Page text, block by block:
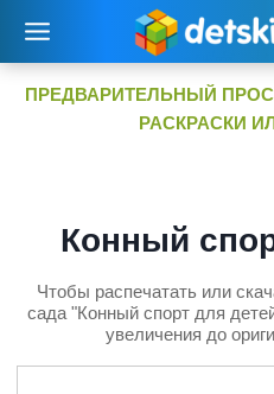
содержимому
ПРЕДВАРИТЕЛЬНЫЙ
РАСКРАСКИ
Конный
Чтобы распечатать или
сада "Конный спорт для
увеличения до